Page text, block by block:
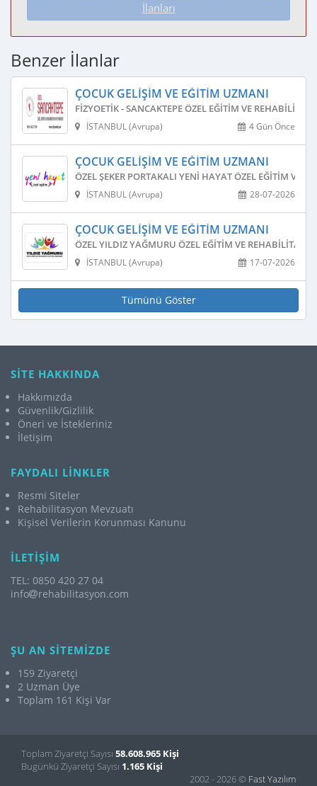
İlanları
Benzer İlanlar
ÇOCUK GELIŞIM VE EĞITIM UZMANI
FIZYOETIK - SANCAKTEPE ÖZEL EĞITIM VE
4 Gün Önce
İSTANBUL (Avrupa)
ÇOCUK GELIŞIM VE EĞITIM UZMANI
ÖZEL ŞEKER PORTAKALI YENI HAYAT ÖZEL EĞITIM VE
28-07-2026
İSTANBUL (Avrupa)
ÇOCUK GELIŞIM VE EĞITIM UZMANI
ÖZEL YILDIZ YAĞMURU ÖZEL EĞITIM VE
17-07-2026
İSTANBUL (Avrupa)
Tümünü Göster
SİTE HAKKINDA
Hakkımızda
Güvenlik/Gizlilik
Öneri ve İstekleriniz
İletişim
FAYDALI LİNKLER
Resmi Siteler
Rehabilitasyon Mevzuatı
Kişisel Verilerin Korunması Kanunu
İLETİŞİM
TEL: 0850 420 27 04
info
rehabilitasyon.com
ŞU AN SİTEMİZDE
159 Ziyaretçi
2 Uzman Üye
Toplam 161 Kişi Var
Toplam Ziyaretçi Sayısı 58.608.965 Kişi
Bugünkü Ziyaretçi Sayısı 1.165 Kişi
2002 - 2026 © Fast Yazılım